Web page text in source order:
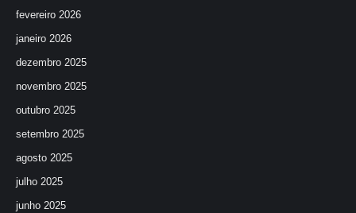
fevereiro 2026
janeiro 2026
dezembro 2025
novembro 2025
outubro 2025
setembro 2025
agosto 2025
julho 2025
junho 2025